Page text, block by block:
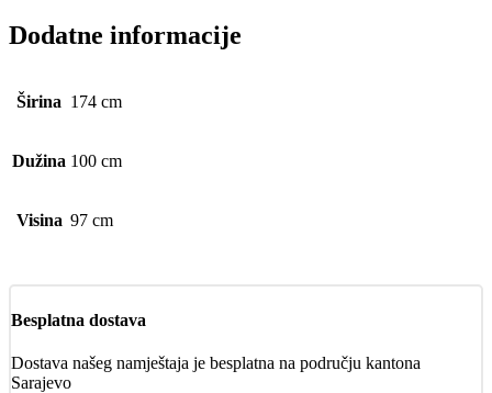
Dodatne informacije
Širina 174 cm
Dužina 100 cm
Visina 97 cm
Besplatna dostava
Dostava našeg namještaja je besplatna na području kantona
Sarajevo